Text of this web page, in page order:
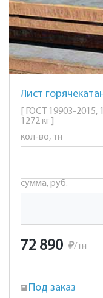
[ ГОСТ 19903-2015,
1272 кг ]
кол-во, тн
сумма, руб.
72 890 ₽/тн
Под заказ